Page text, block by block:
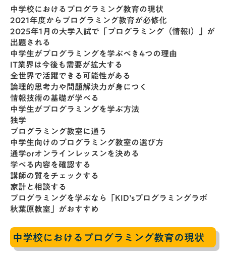
中学校におけるプログラミング教育の現状
2021年度からプログラミング教育が必修化
2025年1月の大学入試で「プログラミング（情報I）」が
出題される
中学生がプログラミングを学ぶべき4つの理由
IT業界は今後も需要が拡大する
全世界で活躍できる可能性がある
論理的思考力や問題解決力が身につく
情報技術の基礎が学べる
中学生がプログラミングを学ぶ方法
独学
プログラミング教室に通う
中学生向けのプログラミング教室の選び方
通学orオンラインレッスンを決める
学べる内容を確認する
講師の質をチェックする
家計と相談する
プログラミングを学ぶなら「KID’sプログラミングラボ
秋葉原教室」がおすすめ
中学校におけるプログラミング教育の現状